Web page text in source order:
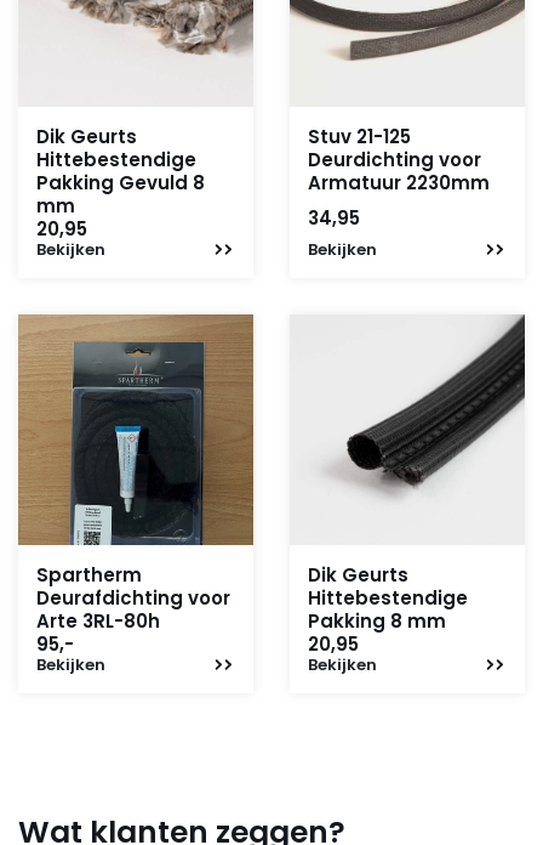
Dik Geurts
Hittebestendige
Pakking Gevuld 8
mm
20,95
Bekijken
Stuv 21-125
Deurdichting voor
Armatuur 2230mm
34,95
Bekijken
Spartherm
Deurafdichting voor
Arte 3RL-80h
95,-
Bekijken
Dik Geurts
Hittebestendige
Pakking 8 mm
20,95
Bekijken
Wat klanten zeggen?